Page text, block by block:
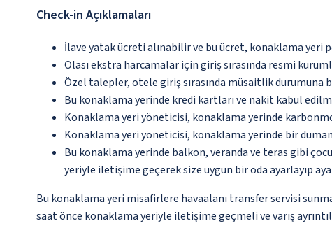
Check-in Açıklamaları
İlave yatak ücreti alınabilir ve bu ücret, konaklama
Olası ekstra harcamalar için giriş sırasında resmi
Özel talepler, otele giriş sırasında müsaitlik
Bu konaklama yerinde kredi kartları ve nakit kabul
Konaklama yeri yöneticisi, konaklama yerinde
Konaklama yeri yöneticisi, konaklama yerinde bir
Bu konaklama yerinde balkon, veranda ve teras gibi
yeriyle iletişime geçerek size uygun bir oda ayarlayıp
Bu konaklama yeri misafirlere havaalanı transfer servisi
saat önce konaklama yeriyle iletişime geçmeli ve varış